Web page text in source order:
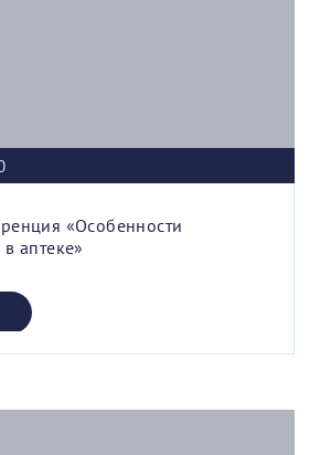
«Особенности
аптеке»